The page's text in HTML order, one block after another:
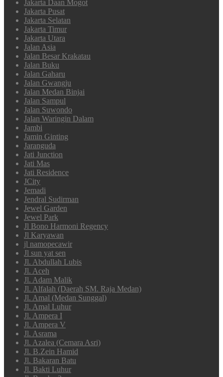
Jakarta Daan Mogot
Jakarta Pusat
Jakarta Selatan
Jakarta Timur
Jakarta Utara
Jalan Asia
Jalan Besar Krakatau
Jalan Buku
Jalan Gaharu
Jalan Gwangju
Jalan Medan Binjai
Jalan Sampul
Jalan Suwondo
Jalan Waringin Dalam
Jambi
Jamin Ginting
Jaranguda
Jati Junction
Jati Mas
Jati Residence
JCity
Jemadi
Jendral Sudirman
Jewel Garden
Jewel Park
Jl Bono Harmoni Regency
Jl Karyawan
jl namopecawir
Jl sun yat sen
Jl. Abdullah Lubis
Jl. Aceh
Jl. Adam Malik
Jl. Alfalah (Daerah SM. Raja Medan)
Jl. Amal (Medan Sunggal)
Jl. Amal Luhur
Jl. Ampera I
Jl. Ampera V
Jl. Asrama
Jl. Azalea (Cemara Asri)
Jl. B.Zein Hamid
Jl. Bakaran Batu
Jl. Bakti Luhur